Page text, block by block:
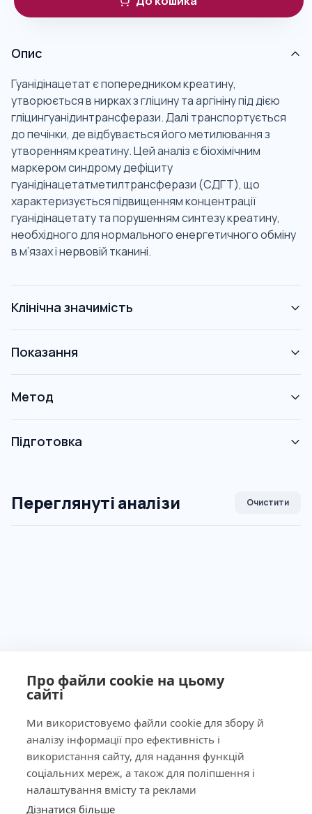
Про файли cookie на цьому
сайті
Ми використовуємо файли cookie для збору й
аналізу інформації про ефективність і
використання сайту, для надання функцій
соціальних мереж, а також для поліпшення і
налаштування вмісту та реклами
Дізнатися більше
Опис
Гуанідінацетат є попередником креатину,
утворюється в нирках з гліцину та аргініну під дією
гліцингуанідинтрансферази. Далі транспортується
до печінки, де відбувається його метилювання з
утворенням креатину. Цей аналіз є біохімічним
маркером синдрому дефіциту
гуанідінацетатметилтрансферази (СДГТ), що
характеризується підвищенням концентрації
гуанідінацетату та порушенням синтезу креатину,
необхідного для нормального енергетичного обміну
в м’язах і нервовій тканині.
Клінічна значимість
Показання
Метод
Підготовка
Переглянуті аналізи Очистити
Ліцензія МОЗ України №603260 від 23.09.2011
КНОПКА